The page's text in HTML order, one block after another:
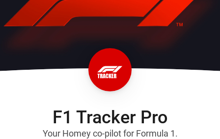
F1 Tracker Pro
Your Homey co-pilot for Formula 1.